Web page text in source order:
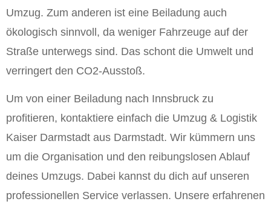
Umzug. Zum anderen ist eine Beiladung auch
ökologisch sinnvoll, da weniger Fahrzeuge auf der
Straße unterwegs sind. Das schont die Umwelt und
verringert den CO2-Ausstoß.
Um von einer Beiladung nach Innsbruck zu
profitieren, kontaktiere einfach die Umzug & Logistik
Kaiser Darmstadt aus Darmstadt. Wir kümmern uns
um die Organisation und den reibungslosen Ablauf
deines Umzugs. Dabei kannst du dich auf unseren
professionellen Service verlassen. Unsere erfahrenen